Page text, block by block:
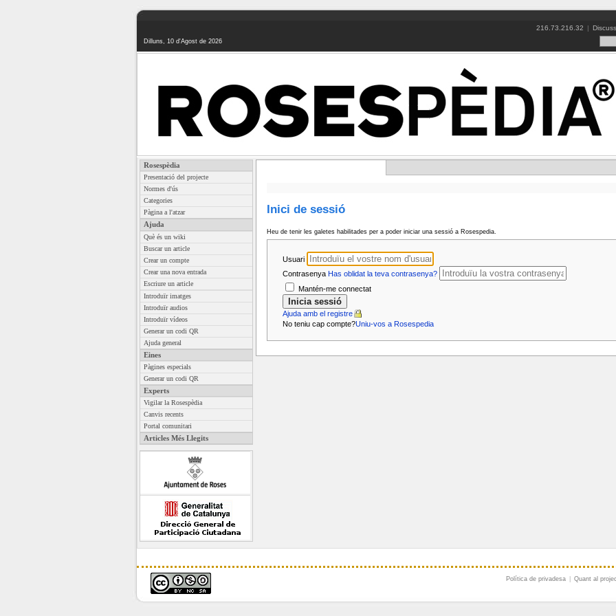
Dilluns, 10 d'Agost de 2026
216.73.216.32 |
Rosespèdia
Presentació del projecte
Normes d'ús
Categories
Pàgina a l'atzar
Ajuda
Què és un wiki
Buscar un article
Crear un compte
Crear una nova entrada
Escriure un article
Introduïr imatges
Introduïr audios
Introduïr vídeos
Generar un codi QR
Ajuda general
Eines
Pàgines especials
Generar un codi QR
Experts
Vigilar la Rosespèdia
Canvis recents
Portal comunitari
Articles Més Llegits
Inici de sessió
Heu de tenir les galetes habilitades per a poder iniciar una sessió a Rosespedia.
Usuari
Contrasenya Has oblidat la teva contrasenya?
Mantén-me connectat
Ajuda amb el registre
No teniu cap compte?Uniu-vos a Rosespedia
Política de privadesa Quant al